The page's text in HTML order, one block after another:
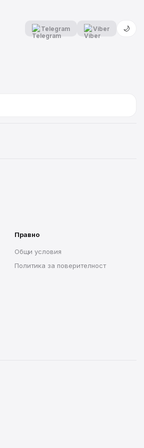
Telegram Viber 🌙
Правно
Общи условия
Политика за поверителност